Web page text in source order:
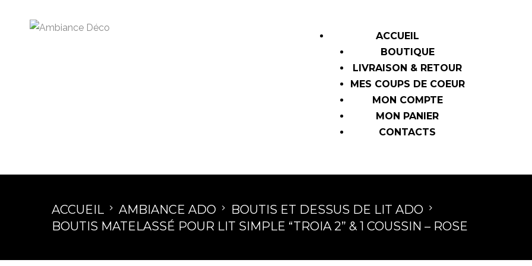
ACCUEIL
BOUTIQUE
LIVRAISON & RETOUR
MES COUPS DE COEUR
MON COMPTE
MON PANIER
CONTACTS
ACCUEIL AMBIANCE ADO
BOUTIS ET DESSUS DE LIT ADO
BOUTIS MATELASSÉ POUR LIT SIMPLE “TROIA 2” & 1 COUSSIN – ROSE